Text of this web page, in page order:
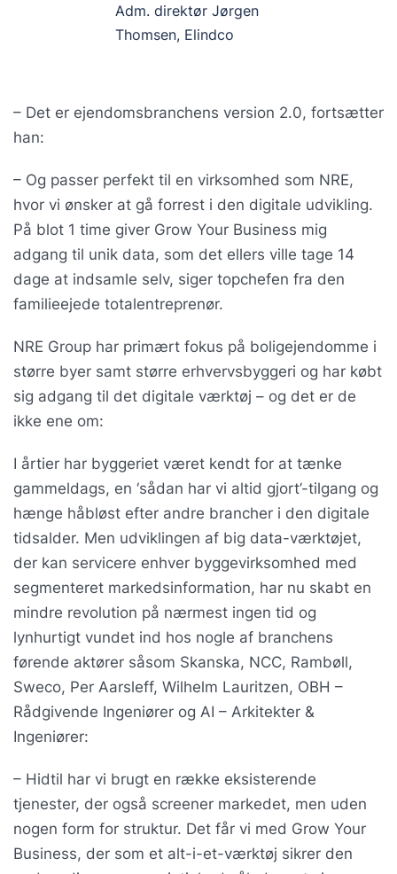
Adm. direktør Jørgen
Thomsen, Elindco
– Det er ejendomsbranchens version 2.0, fortsætter
han:
– Og passer perfekt til en virksomhed som NRE,
hvor vi ønsker at gå forrest i den digitale udvikling.
På blot 1 time giver Grow Your Business mig
adgang til unik data, som det ellers ville tage 14
dage at indsamle selv, siger topchefen fra den
familieejede totalentreprenør.
NRE Group har primært fokus på boligejendomme i
større byer samt større erhvervsbyggeri og har købt
sig adgang til det digitale værktøj – og det er de
ikke ene om:
I årtier har byggeriet været kendt for at tænke
gammeldags, en ‘sådan har vi altid gjort’-tilgang og
hænge håbløst efter andre brancher i den digitale
tidsalder. Men udviklingen af big data-værktøjet,
der kan servicere enhver byggevirksomhed med
segmenteret markedsinformation, har nu skabt en
mindre revolution på nærmest ingen tid og
lynhurtigt vundet ind hos nogle af branchens
førende aktører såsom Skanska, NCC, Rambøll,
Sweco, Per Aarsleff, Wilhelm Lauritzen, OBH –
Rådgivende Ingeniører og AI – Arkitekter &
Ingeniører:
– Hidtil har vi brugt en række eksisterende
tjenester, der også screener markedet, men uden
nogen form for struktur. Det får vi med Grow Your
Business, der som et alt-i-et-værktøj sikrer den